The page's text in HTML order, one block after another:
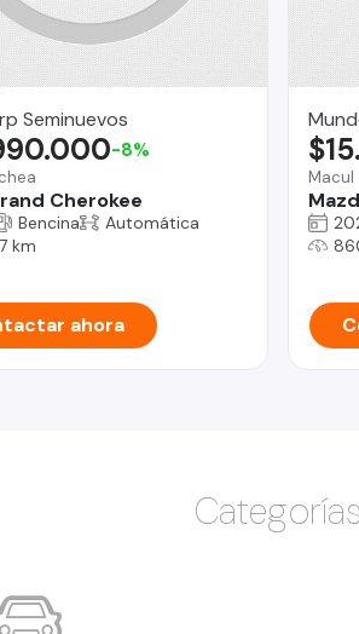
Seminuevos
Cherokee
-8%
Bencina
Automática
km
ahora
Macul
Categorías